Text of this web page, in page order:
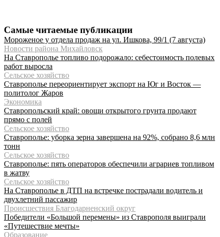
Самые читаемые публикации
Мороженое у отдела продаж на ул. Ишкова, 99/1 (7 августа)
Новости района Михайловск
На Ставрополье топливо подорожало: себестоимость полевых
работ выросла
Сельское хозяйство
Ставрополье переориентирует экспорт на Юг и Восток —
политолог Жаров
Экономика
Ставропольский край: овощи открытого грунта продают
прямо с полей
Сельское хозяйство
Ставрополье: уборка зерна завершена на 92%, собрано 8,6 млн
тонн
Сельское хозяйство
Ставрополье: пять операторов обеспечили аграриев топливом
в жатву
Сельское хозяйство
На Ставрополье в ДТП на встречке пострадали водитель и
двухлетний пассажир
Происшествия Благодарненский округ
Победители «Большой перемены» из Ставрополя выиграли
«Путешествие мечты»
Образование